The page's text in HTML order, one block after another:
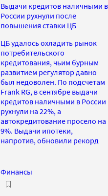
Выдачи кредитов наличными в
России рухнули после
повышения ставки ЦБ
ЦБ удалось охладить рынок
потребительского
кредитования, чьим бурным
развитием регулятор давно
был недоволен. По подсчетам
Frank RG, в сентябре выдачи
кредитов наличными в России
рухнули на 22%, а
автокредитование просело на
9%. Выдачи ипотеки,
напротив, обновили рекорд
Финансы